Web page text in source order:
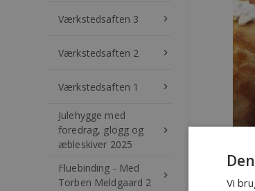
Værkstedsaften 3 keyboard_arrow_right
Værkstedsaften 2 keyboard_arrow_right
Værkstedsaften 1 keyboard_arrow_right
Julehygge med
foredrag, glögg og
æbleskiver 2025
keyboard_arrow_right
Fluebinding - Med
Torben Meldgaard 2
keyboard_arrow_right
Vi